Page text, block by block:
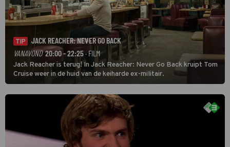
TIP
JACK REACHER: NEVER GO BACK
VANAVOND 20:00 - 22:25 · FILM
Jack Reacher is terug! In Jack Reacher: Never Go Back kruipt Tom
Cruise weer in de huid van de keiharde ex-militair.